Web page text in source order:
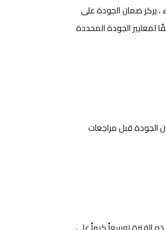
يركز ضمان الجودة على
لمعايير الجودة المحددة
الجودة قبل مراجعات